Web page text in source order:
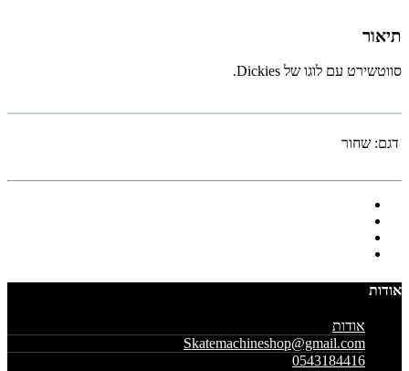
תיאור
סווטשירט עם לוגו של Dickies.
דגם: שחור
אודות
אודות
Skatemachineshop@gmail.com
0543184416